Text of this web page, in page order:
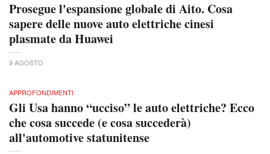
Prosegue l'espansione globale di Aito. Cosa
sapere delle nuove auto elettriche cinesi
plasmate da Huawei
9 AGOSTO
APPROFONDIMENTI
Gli Usa hanno “ucciso” le auto elettriche? Ecco
che cosa succede (e cosa succederà)
all'automotive statunitense